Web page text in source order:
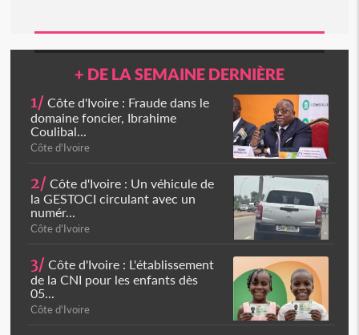
+ DE LA SEMAINE DERNIÈRE
1/ Côte d'Ivoire : Fraude dans le
domaine foncier, Ibrahime
Coulibal...
Côte d'Ivoire
2/ Côte d'Ivoire : Un véhicule de
la GESTOCI circulant avec un
numér...
Côte d'Ivoire
3/ Côte d'Ivoire : L'établissement
de la CNI pour les enfants dès
05...
Côte d'Ivoire